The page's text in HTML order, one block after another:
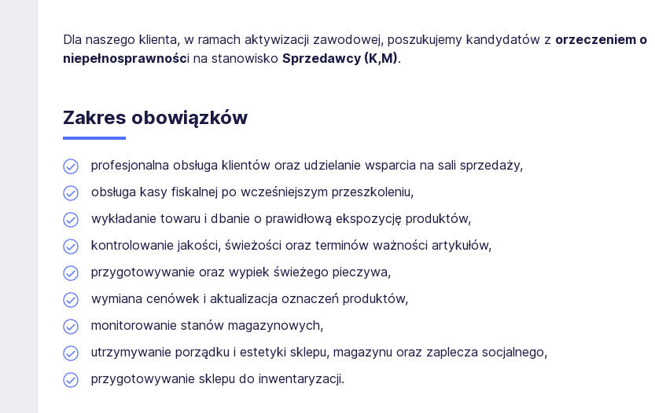
Dla naszego klienta, w ramach aktywizacji zawodowej, poszukujemy kandydatów z orzeczeniem o
niepełnosprawności na stanowisko Sprzedawcy (K,M).
Zakres obowiązków
profesjonalna obsługa klientów oraz udzielanie wsparcia na sali sprzedaży,
obsługa kasy fiskalnej po wcześniejszym przeszkoleniu,
wykładanie towaru i dbanie o prawidłową ekspozycję produktów,
kontrolowanie jakości, świeżości oraz terminów ważności artykułów,
przygotowywanie oraz wypiek świeżego pieczywa,
wymiana cenówek i aktualizacja oznaczeń produktów,
monitorowanie stanów magazynowych,
utrzymywanie porządku i estetyki sklepu, magazynu oraz zaplecza socjalnego,
przygotowywanie sklepu do inwentaryzacji.